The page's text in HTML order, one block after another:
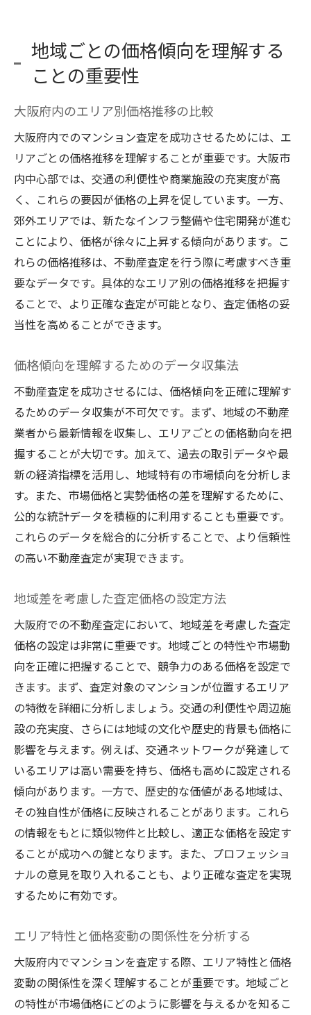
地域ごとの価格傾向を理解する
ことの重要性
大阪府内のエリア別価格推移の比較
大阪府内でのマンション査定を成功させるためには、エ
リアごとの価格推移を理解することが重要です。大阪市
内中心部では、交通の利便性や商業施設の充実度が高
く、これらの要因が価格の上昇を促しています。一方、
郊外エリアでは、新たなインフラ整備や住宅開発が進む
ことにより、価格が徐々に上昇する傾向があります。こ
れらの価格推移は、不動産査定を行う際に考慮すべき重
要なデータです。具体的なエリア別の価格推移を把握す
ることで、より正確な査定が可能となり、査定価格の妥
当性を高めることができます。
価格傾向を理解するためのデータ収集法
不動産査定を成功させるには、価格傾向を正確に理解す
るためのデータ収集が不可欠です。まず、地域の不動産
業者から最新情報を収集し、エリアごとの価格動向を把
握することが大切です。加えて、過去の取引データや最
新の経済指標を活用し、地域特有の市場傾向を分析しま
す。また、市場価格と実勢価格の差を理解するために、
公的な統計データを積極的に利用することも重要です。
これらのデータを総合的に分析することで、より信頼性
の高い不動産査定が実現できます。
地域差を考慮した査定価格の設定方法
大阪府での不動産査定において、地域差を考慮した査定
価格の設定は非常に重要です。地域ごとの特性や市場動
向を正確に把握することで、競争力のある価格を設定で
きます。まず、査定対象のマンションが位置するエリア
の特徴を詳細に分析しましょう。交通の利便性や周辺施
設の充実度、さらには地域の文化や歴史的背景も価格に
影響を与えます。例えば、交通ネットワークが発達して
いるエリアは高い需要を持ち、価格も高めに設定される
傾向があります。一方で、歴史的な価値がある地域は、
その独自性が価格に反映されることがあります。これら
の情報をもとに類似物件と比較し、適正な価格を設定す
ることが成功への鍵となります。また、プロフェッショ
ナルの意見を取り入れることも、より正確な査定を実現
するために有効です。
エリア特性と価格変動の関係性を分析する
大阪府内でマンションを査定する際、エリア特性と価格
変動の関係性を深く理解することが重要です。地域ごと
の特性が市場価格にどのように影響を与えるかを知るこ